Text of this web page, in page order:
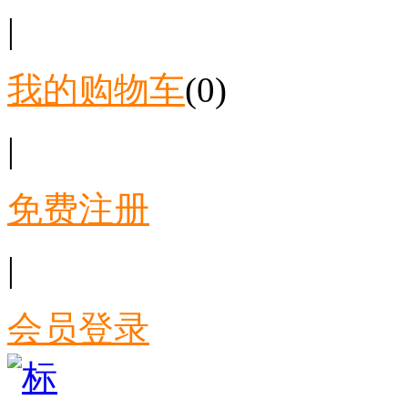
|
我的购物车(0)
|
免费注册
|
会员登录